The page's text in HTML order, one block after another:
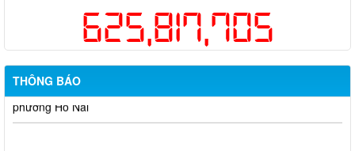
625,817,705
THÔNG BÁO
Thông báo về việc tuyển dụng viên chức năm 2026